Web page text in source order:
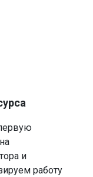
и
работу